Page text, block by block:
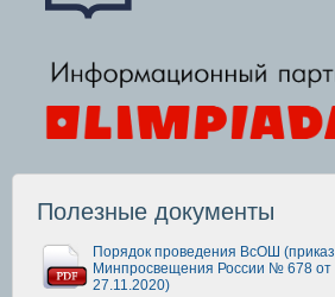
Полезные документы
Порядок проведения ВсОШ (приказ
Минпросвещения России № 678 от
27.11.2020)